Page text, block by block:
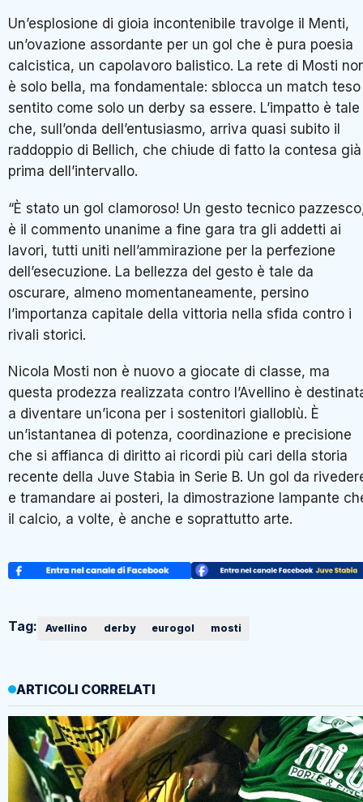
Un’esplosione di gioia incontenibile travolge il Menti,
un’ovazione assordante per un gol che è pura poesia
calcistica, un capolavoro balistico. La rete di Mosti
è solo bella, ma fondamentale: sblocca un match
sentito come solo un derby sa essere. L’impatto è tale
che, sull’onda dell’entusiasmo, arriva quasi subito il
raddoppio di Bellich, che chiude di fatto la contesa già
prima dell’intervallo.
“È stato un gol clamoroso! Un gesto tecnico
è il commento unanime a fine gara tra gli addetti ai
lavori, tutti uniti nell’ammirazione per la perfezione
dell’esecuzione. La bellezza del gesto è tale da
oscurare, almeno momentaneamente, persino
l’importanza capitale della vittoria nella sfida contro i
rivali storici.
Nicola Mosti non è nuovo a giocate di classe, ma
questa prodezza realizzata contro l’Avellino è
a diventare un’icona per i sostenitori gialloblù. È
un’istantanea di potenza, coordinazione e precisione
che si affianca di diritto ai ricordi più cari della storia
recente della Juve Stabia in Serie B. Un gol da
e tramandare ai posteri, la dimostrazione lampante
il calcio, a volte, è anche e soprattutto arte.
Tag: Avellino derby eurogol mosti
ARTICOLI CORRELATI